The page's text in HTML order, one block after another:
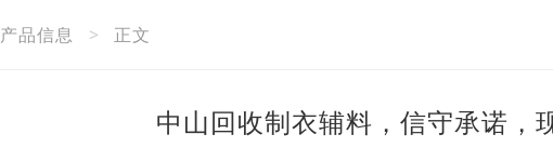
产品信息 > 正文
中山回收制衣辅料，信守承诺，